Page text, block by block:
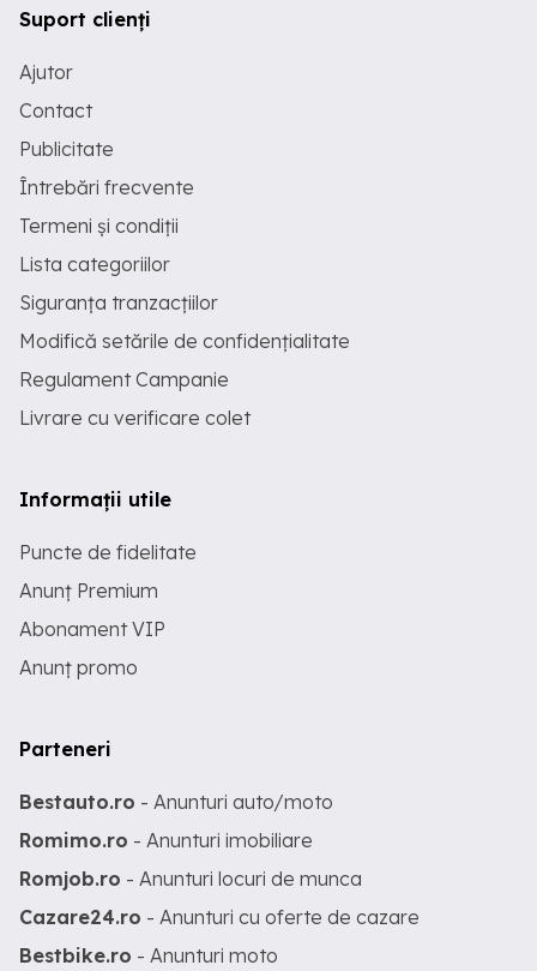
Suport clienți
Ajutor
Contact
Publicitate
Întrebări frecvente
Termeni și condiții
Lista categoriilor
Siguranța tranzacțiilor
Modifică setările de confidențialitate
Regulament Campanie
Livrare cu verificare colet
Informații utile
Puncte de fidelitate
Anunț Premium
Abonament VIP
Anunț promo
Parteneri
Bestauto.ro - Anunturi auto/moto
Romimo.ro - Anunturi imobiliare
Romjob.ro - Anunturi locuri de munca
Cazare24.ro - Anunturi cu oferte de cazare
Bestbike.ro - Anunturi moto